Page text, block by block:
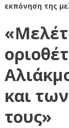
εκπόνηση της
και
τους»